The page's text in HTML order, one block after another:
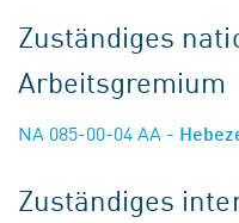
Zuständiges
Arbeitsgremium
NA 085-00-04 AA -
Zuständiges